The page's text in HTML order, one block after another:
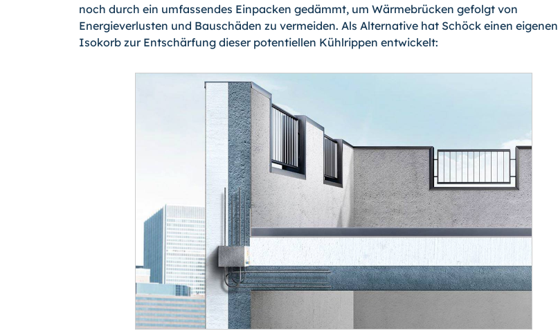
noch durch ein umfassendes Einpacken gedämmt, um Wärmebrü­cken gefolgt von
Energieverlusten und Bauschäden zu vermeiden. Als Alternative hat Schöck einen eigenen
Isokorb zur Entschärfung dieser potentiellen Kühlrippen entwi­ckelt: